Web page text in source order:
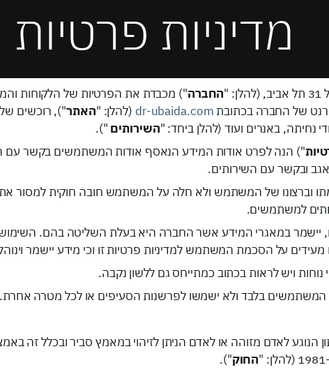
מדיניות פרטיות
החברה") מכבדת את הפרטיות של הלקוחות
של החברה בכתובת dr-ubaida.com (להלן: "האתר"), רוכשים
נחיתה, באנרים ועוד (להלן ביחד: "השירותים ").
") הנה לפרט אודות המידע הנאסף אודות המשתמשים בקשר עם
ובקשר עם השירותים.
וברצונו של המשתמש ולא חלה על המשתמש חובה חוקית למסור
למשתמשים.
יישמר במאגרי המידע אשר החברה היא בעלת השליטה בהם.
מעידים על הסכמת המשתמש למדיניות פרטיות זו וכי מידע יישמר
הנוגע לאדם מזוהה או לאדם הניתן לזיהוי במאמץ סביר ובכלל זה
החוק").